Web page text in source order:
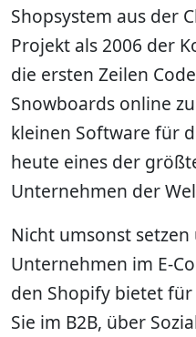
Shopsystem aus der
Projekt als 2006 der
die ersten Zeilen
Snowboards online
kleinen Software für
heute eines der
Unternehmen der
Nicht umsonst setzen
Unternehmen im E-
den Shopify bietet
Sie im B2B, über